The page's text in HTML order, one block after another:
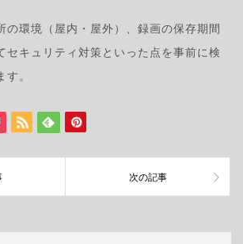
の環境（屋内・屋外）、録画の保存期間
セキュリティ対策といった点を事前に検
。
次の記事